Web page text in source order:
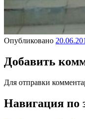
Опубликовано
Добавить
Для отправки
Навигация по